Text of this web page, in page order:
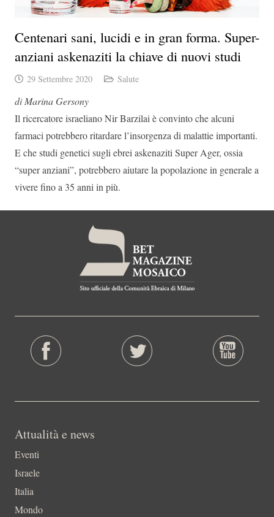
Centenari sani, lucidi e in gran forma. Super-
anziani askenaziti la chiave di nuovi studi
29 Settembre 2020 Salute
di Marina Gersony
Il ricercatore israeliano Nir Barzilai è convinto che alcuni
farmaci potrebbero ritardare l’insorgenza di malattie importanti.
E che studi genetici sugli ebrei askenaziti Super Ager, ossia
“super anziani”, potrebbero aiutare la popolazione in generale a
vivere fino a 35 anni in più.
Attualità e news
Eventi
Israele
Italia
Mondo